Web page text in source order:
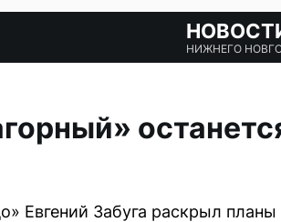
НИЖНЕГО
Евгений Забуга раскрыл